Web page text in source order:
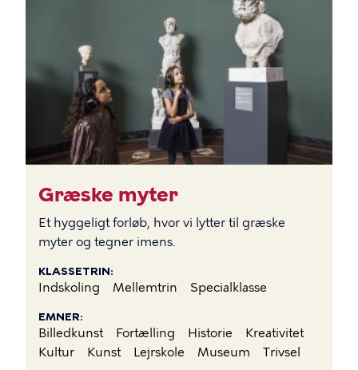
Græske myter
Et hyggeligt forløb, hvor vi lytter til græske
myter og tegner imens.
KLASSETRIN
Indskoling Mellemtrin Specialklasse
EMNER
Billedkunst Fortælling Historie
Kreativitet
Kultur
Kunst Lejrskole Museum Trivsel